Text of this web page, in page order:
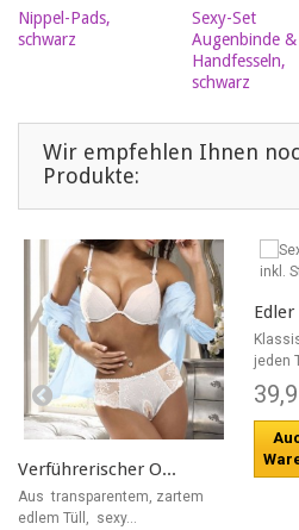
Nippel-Pads,
schwarz
Sexy-Set
Augenbinde &
Handfesseln,
schwarz
Wir empfehlen Ihnen
Produkte:
Verführerischer O...
Aus transparentem, zartem
edlem Tüll, sexy...
jeden